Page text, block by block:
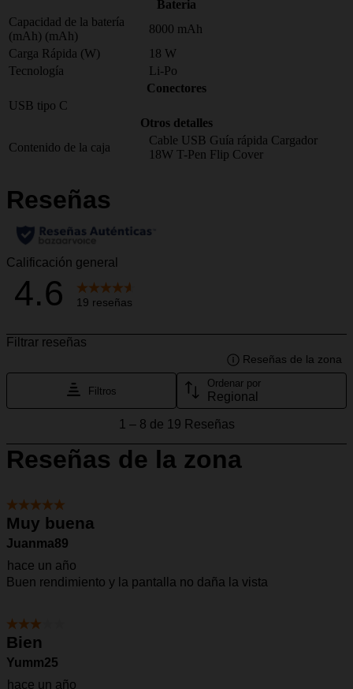
Bateria
Capacidad de la batería
(mAh) (mAh)
8000 mAh
Carga Rápida (W)
18 W
Tecnología
Li-Po
Conectores
USB tipo C
Otros detalles
Contenido de la caja
Cable USB Guía rápida Cargador
18W T-Pen Flip Cover